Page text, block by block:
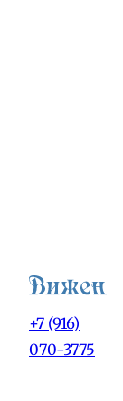
+7 (916)
070-3775